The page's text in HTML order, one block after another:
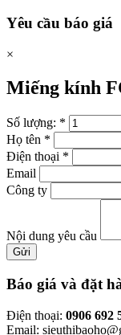
Yêu cầu báo giá
×
Miếng kính
Số lượng: *
Họ tên *
Điện thoại *
Email
Công ty
Nội dung yêu cầu
Gửi
Báo giá và đặt
Điện thoại: 0906 692
Email: